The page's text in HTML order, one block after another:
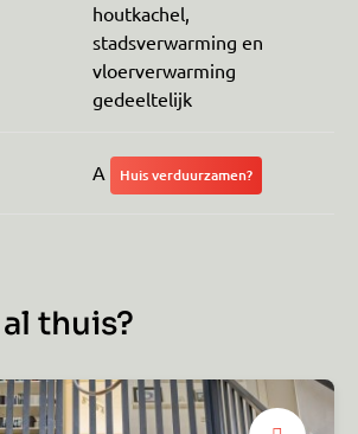
houtkachel,
stadsverwarming en
vloerverwarming
gedeeltelijk
A Huis verduurzamen?
thuis?